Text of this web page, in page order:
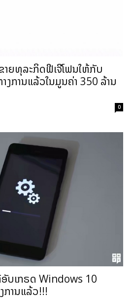
ຍທຸລະກິດຟີເຈີໂຟນໃຫ້ກັບ
ງການແລ້ວໃນມູນຄ່າ 350 ລ້ານ
0
ບເກຣດ Windows 10
ການແລ້ວ!!!